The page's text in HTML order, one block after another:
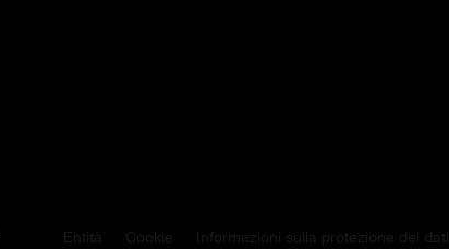
Entità Cookie Informazioni sulla protezione dei dati